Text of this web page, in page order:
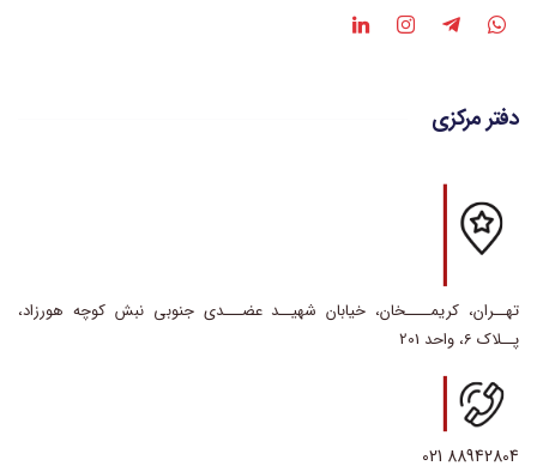
دفتر مرکزی
تهــران، کریمــــخان، خیابان شهیــد عضـــدی جنوبی نبش کوچه هورزاد،
پــلاک 6، واحد 201
88942804 021